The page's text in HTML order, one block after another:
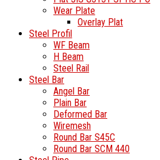
Wear Plate
Overlay Plat
Steel Profil
WF Beam
H Beam
Steel Rail
Steel Bar
Angel Bar
Plain Bar
Deformed Bar
Wiremesh
Round Bar S45C
Round Bar SCM 440